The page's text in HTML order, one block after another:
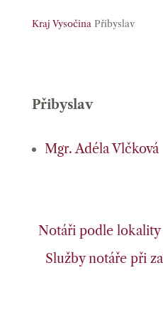
Kraj Vysočina Přibyslav
Přibyslav
Mgr. Adéla Vlčková
Notáři podle lokality
Služby notáře při